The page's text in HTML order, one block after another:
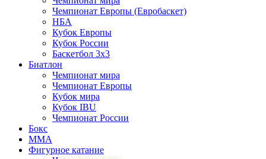
Чемпионат Европы (Евробаскет)
НБА
Кубок Европы
Кубок России
Баскетбол 3х3
Биатлон
Чемпионат мира
Чемпионат Европы
Кубок мира
Кубок IBU
Чемпионат России
Бокс
MMA
Фигурное катание